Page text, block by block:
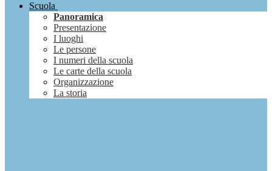
Scuola
Panoramica
Presentazione
I luoghi
Le persone
I numeri della scuola
Le carte della scuola
Organizzazione
La storia